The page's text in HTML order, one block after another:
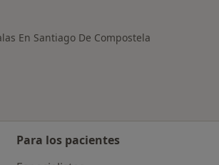
En Santiago De Compostela
Para los pacientes